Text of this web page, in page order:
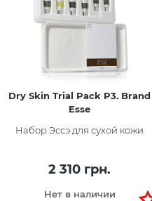
Dry Skin Trial Pack P3. Brand
Esse
Набор Эссэ для сухой кожи
2 310 грн.
Нет в наличии